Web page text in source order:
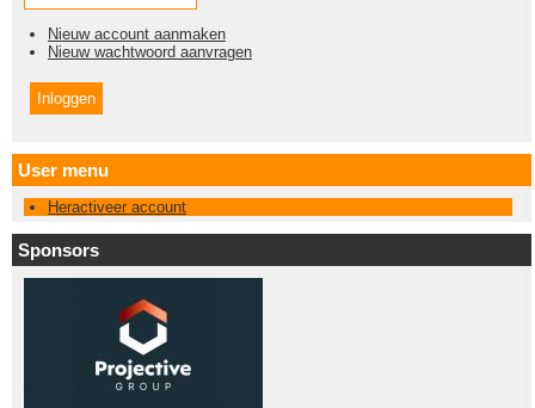
Nieuw account aanmaken
Nieuw wachtwoord aanvragen
User menu
Heractiveer account
Sponsors